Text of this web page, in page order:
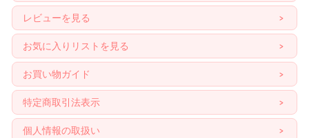
レビューを見る
お気に入りリストを見る
お買い物ガイド
特定商取引法表示
個人情報の取扱い